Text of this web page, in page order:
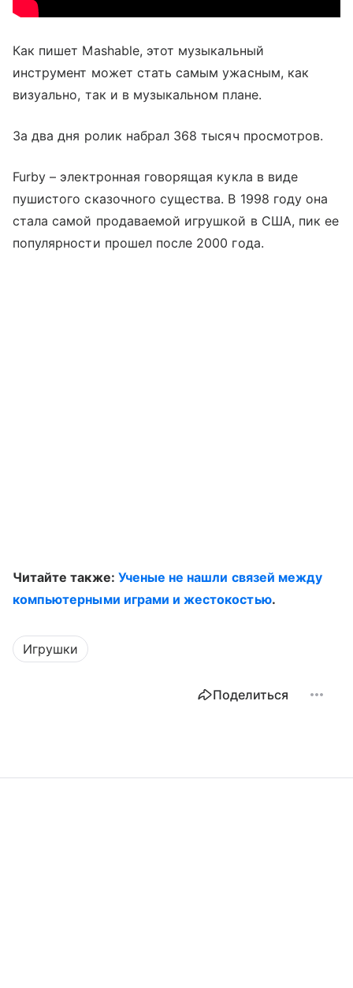
Как пишет Mashable, этот музыкальный
инструмент может стать самым ужасным, как
визуально, так и в музыкальном плане.
За два дня ролик набрал 368 тысяч просмотров.
Furby – электронная говорящая кукла в виде
пушистого сказочного существа. В 1998 году она
стала самой продаваемой игрушкой в США, пик ее
популярности прошел после 2000 года.
Читайте также: Ученые не нашли связей между
компьютерными играми и жестокостью.
Игрушки
Поделиться